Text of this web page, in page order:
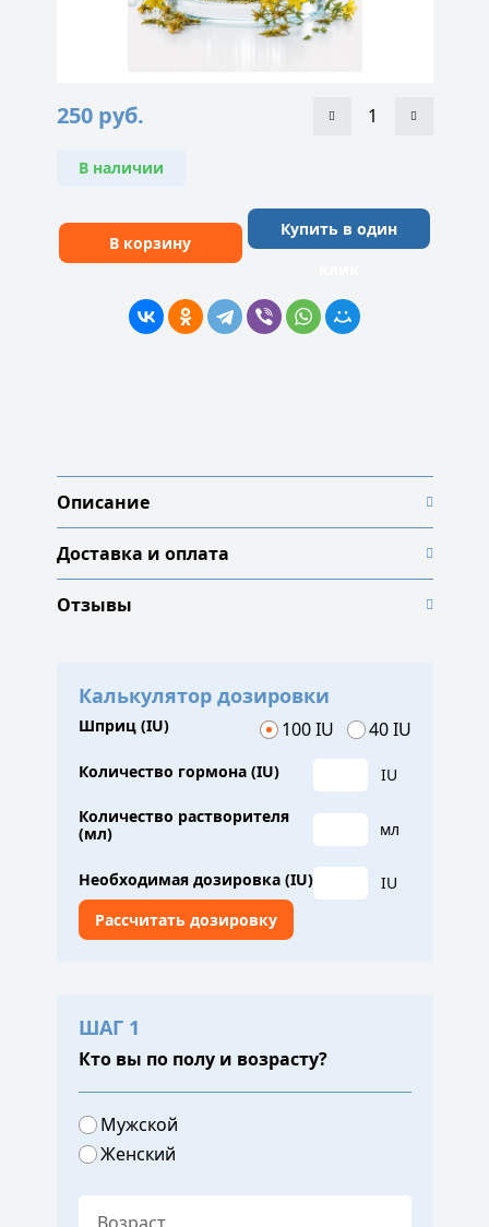
250 руб.
В наличии
В корзину
Купить в один
Описание
Доставка и оплата
Отзывы
Калькулятор дозировки
Шприц (IU) 100 IU 40 IU
Количество гормона (IU)
IU
Количество растворителя
(мл)
мл
Необходимая дозировка (IU) IU
ШАГ 1
Кто вы по полу и возрасту?
Мужской
Женский